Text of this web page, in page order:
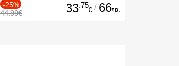
-25%
44.99€ 33.75
€ / 66лв.